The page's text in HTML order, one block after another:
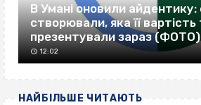
В Умані оновили айдентику:
створювали, яка її
презентували зараз (ФОТО)
12:02
НАЙБІЛЬШЕ ЧИТАЮТЬ